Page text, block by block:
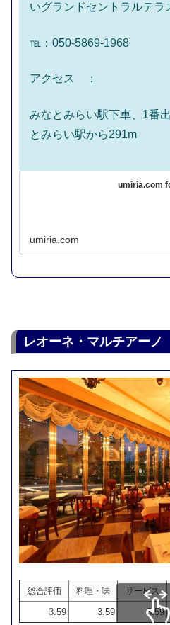
いグランドセントラルテラ
℡：050-5869-1968
アクセス ：
みなとみらい駅下車、1番
とみらい駅から291m
umiria.com
umiria.com
レオーネ・マルチアーノ
総合評価 料理・味 サービス
3.59 3.59 3.59